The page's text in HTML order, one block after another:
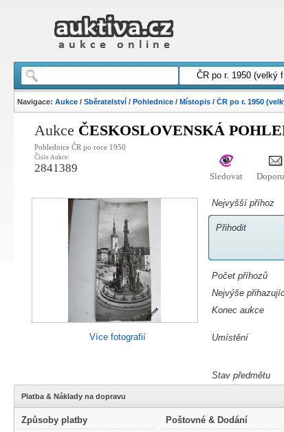
Navigace:Aukce /Sběratelství /Pohlednice /Místopis /ČR po r. 1950
Aukce ČESKOSLOVENSKÁ
Pohlednice ČR po roce 1950
Číslo Aukce:
2841389
Sledovat
Více fotografií
Nejvyšší příhoz
Přihodit
Počet příhozů
Nejvýše
Konec aukce
Umístění
Stav předmětu
Platba & Náklady na dopravu
Způsoby platby
Poštovné & Dodání